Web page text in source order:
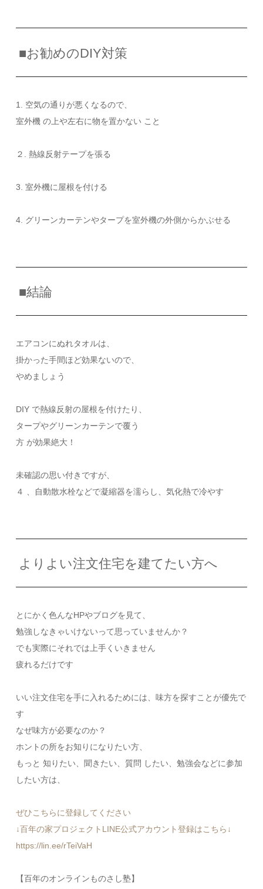
■お勧めのDIY対策
1. 空気の通りが悪くなるので、
室外機 の上や左右に物を置かない こと
２. 熱線反射テープを張る
3. 室外機に屋根を付ける
4. グリーンカーテンやタープを室外機の外側からかぶせる
■結論
エアコンにぬれタオルは、
掛かった手間ほど効果ないので、
やめましょう
DIY で熱線反射の屋根を付けたり、
タープやグリーンカーテンで覆う
方 が効果絶大！
未確認の思い付きですが、
４ 、自動散水栓などで凝縮器を濡らし、気化熱で冷やす
よりよい注文住宅を建てたい方へ
とにかく色んなHPやブログを見て、
勉強しなきゃいけないって思っていませんか？
でも実際にそれでは上手くいきません
疲れるだけです
いい注文住宅を手に入れるためには、味方を探すことが優先で
す
なぜ味方が必要なのか？
ホントの所をお知りになりたい方、
もっと 知りたい、聞きたい、質問 したい、勉強会などに参加
したい方は、
ぜひこちらに登録してください
↓百年の家プロジェクトLINE公式アカウント登録はこちら↓
https://lin.ee/rTeiVaH
【百年のオンラインものさし塾】